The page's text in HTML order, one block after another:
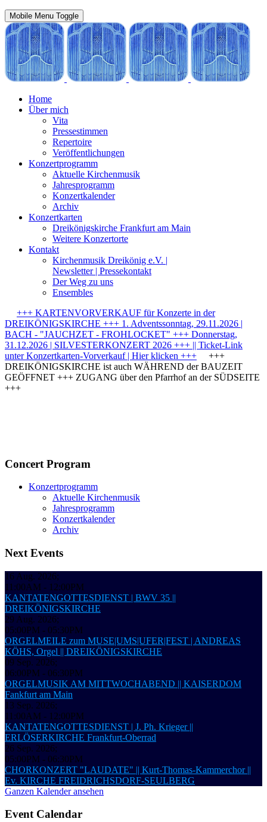
Mobile Menu Toggle
Home
Über mich
Vita
Pressestimmen
Repertoire
Veröffentlichungen
Konzertprogramm
Aktuelle Kirchenmusik
Jahresprogramm
Konzertkalender
Archiv
Konzertkarten
Dreikönigskirche Frankfurt am Main
Weitere Konzertorte
Kontakt
Kirchenmusik Dreikönig e.V. |
Newsletter | Pressekontakt
Der Weg zu uns
Ensembles
+++ KARTENVORVERKAUF für Konzerte in der
DREIKÖNIGSKIRCHE +++ 1. Adventssonntag, 29.11.2026 |
BACH - "JAUCHZET - FROHLOCKET" +++ Donnerstag,
31.12.2026 | SILVESTERKONZERT 2026 +++ || Ticket-Link
unter Konzertkarten-Vorverkauf | Hier klicken +++ +++
DREIKÖNIGSKIRCHE ist auch WÄHREND der BAUZEIT
GEÖFFNET +++ ZUGANG über den Pfarrhof an der SÜDSEITE
+++
Concert Program
Konzertprogramm
Aktuelle Kirchenmusik
Jahresprogramm
Konzertkalender
Archiv
Next Events
16 Aug. 2026;
11:00AM - 12:00PM
KANTATENGOTTESDIENST | BWV 35 ||
DREIKÖNIGSKIRCHE
29 Aug. 2026;
05:00PM - 05:30PM
ORGELMEILE zum MUSE|UMS|UFER|FEST | ANDREAS
KÖHS, Orgel || DREIKÖNIGSKIRCHE
09 Sep. 2026;
06:00PM - 06:30PM
ORGELMUSIK AM MITTWOCHABEND || KAISERDOM
Fankfurt am Main
13 Sep. 2026;
11:00AM - 12:00PM
KANTATENGOTTESDIENST | J. Ph. Krieger ||
ERLÖSERKIRCHE Frankfurt-Oberrad
26 Sep. 2026;
05:00PM - 06:30PM
CHORKONZERT "LAUDATE" || Kurt-Thomas-Kammerchor ||
Ev. KIRCHE FREIDRICHSDORF-SEULBERG
Ganzen Kalender ansehen
Event Calendar